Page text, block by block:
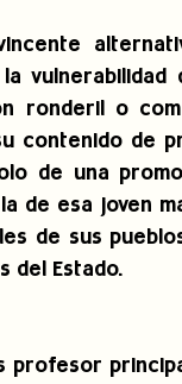
ronderil o
contenido de
de una
de esa joven
de sus
del Estado.
profesor